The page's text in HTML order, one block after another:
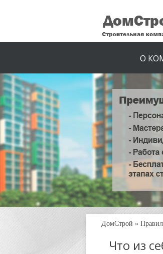
О
ДомСтрой »
Что из